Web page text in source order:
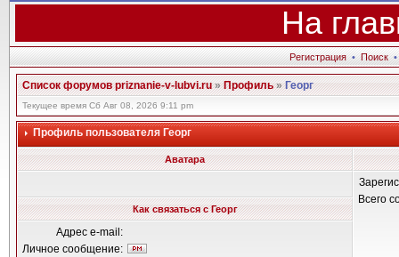
На
Регистрация • Поиск •
Список форумов priznanie-v-lubvi.ru»Профиль»Георг
Текущее время Сб Авг 08, 2026 9:11 pm
Профиль пользователя Георг
Аватара
Всего
Как связаться с Георг
Адрес e-mail:
Личное сообщение: